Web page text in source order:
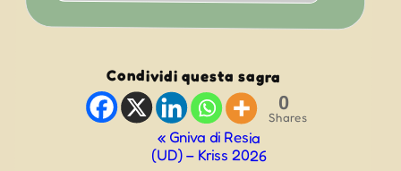
Condividi questa sagra
0
Shares
«Gniva di Resia
(UD) – Kriss 2026